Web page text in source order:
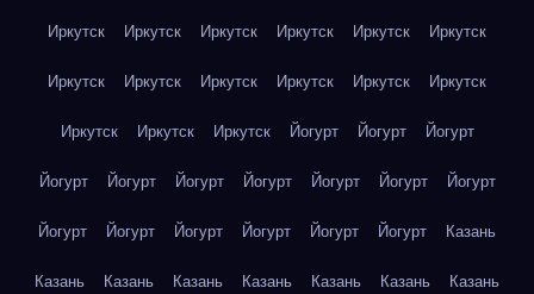
Иркутск Иркутск Иркутск Иркутск Иркутск Иркутск
Иркутск Иркутск Иркутск Иркутск Иркутск Иркутск
Иркутск Иркутск Иркутск Йогурт Йогурт Йогурт
Йогурт Йогурт Йогурт Йогурт Йогурт Йогурт Йогурт
Йогурт Йогурт Йогурт Йогурт Йогурт Йогурт Казань
Казань Казань Казань Казань Казань Казань Казань